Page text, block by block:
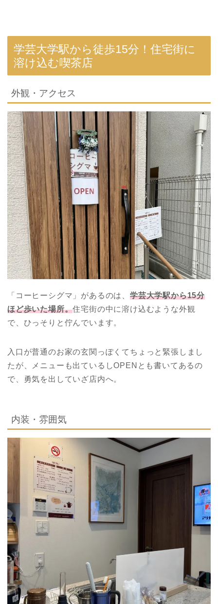
学芸大学駅から徒歩15分！住宅街に
溶け込む喫茶店
外観・アクセス
「コーヒーシグマ」があるのは、 学芸大学駅から15分
ほど歩いた場所。住宅街の中に溶け込むような外観
で、ひっそりと佇んでいます。
入口が普通のお家の玄関っぽくてちょっと緊張しまし
たが、
メニューも出ているしOPENとも書いてあるの
で、勇気を出していざ店内へ。
内装・雰囲気